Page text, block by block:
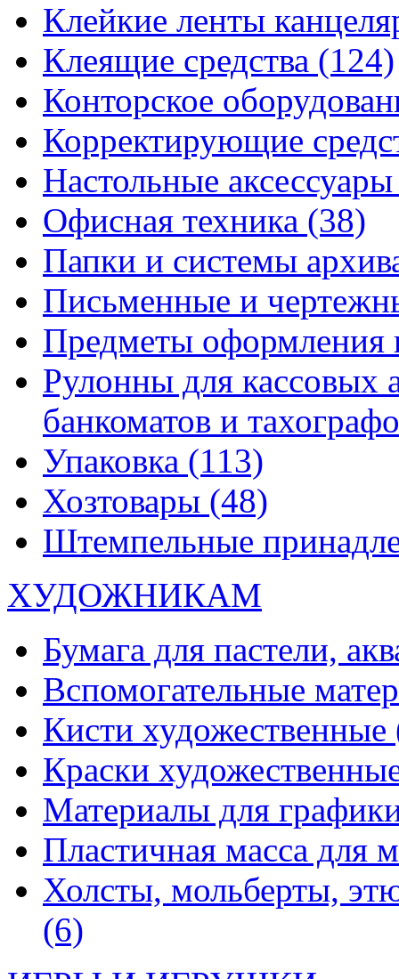
Клейкие ленты
Клеящие средства (124)
Конторское
Корректирующие
Настольные
Офисная техника (38)
Папки и системы
Письменные и
Предметы оформления
Рулонны для кассовых
банкоматов и
Упаковка (113)
Хозтовары (48)
Штемпельные
ХУДОЖНИКАМ
Бумага для пастели,
Вспомогательные
Кисти художественные
Краски
Материалы для
Пластичная масса для
Холсты, мольберты,
(6)